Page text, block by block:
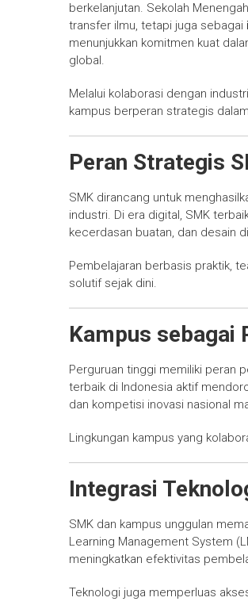
berkelanjutan. Sekolah
transfer ilmu, tetapi juga sebagai
menunjukkan komitmen kuat
global.
Melalui kolaborasi dengan
kampus berperan strategis
Peran Strategis
SMK dirancang untuk
industri. Di era digital, SMK
kecerdasan buatan, dan desain
Pembelajaran berbasis praktik,
solutif sejak dini.
Kampus sebagai
Perguruan tinggi memiliki peran
terbaik di Indonesia aktif
dan kompetisi inovasi nasional
Lingkungan kampus yang
Integrasi
SMK dan kampus unggulan
Learning Management System
meningkatkan efektivitas
Teknologi juga memperluas